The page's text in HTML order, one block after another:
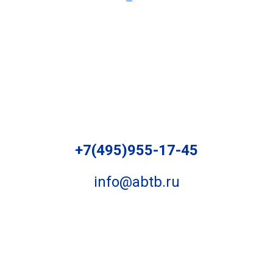
+7(495)955-17-45
info@abtb.ru